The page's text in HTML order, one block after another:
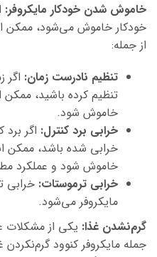
خاموش شدن خودکار مایکروفر:
خودکار خاموش می‌شود، ممکن
از جمله:
تنظیم نادرست زمان:
تنظیم کرده باشید،
خاموش شود.
خرابی برد کنترل: اگر
خرابی شده باشد، ممکن
خاموش شود و عملکرد
خرابی ترموستات: خرابی
مایکروفر می‌شود.
گرم‌نشدن غذا: یکی از مشکلات
جمله مایکروفر کنوود